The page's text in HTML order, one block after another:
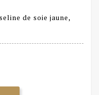
de soie jaune,